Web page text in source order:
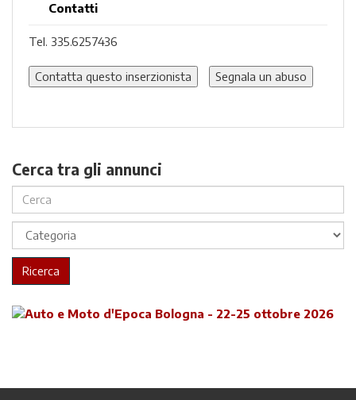
Contatti
Tel. 335.6257436
Contatta questo inserzionista Segnala un abuso
Cerca tra gli annunci
Ricerca